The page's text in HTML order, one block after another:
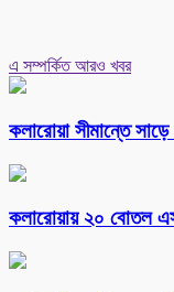
এ সম্পর্কিত আরও খবর
কলারোয়া সীমান্তে
কলারোয়ায় ২০ বোতল